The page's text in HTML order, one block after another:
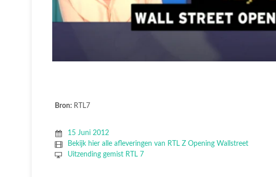
Bron: RTL7
15 Juni 2012
Bekijk hier alle afleveringen van RTL Z Opening Wallstreet
Uitzending gemist RTL 7